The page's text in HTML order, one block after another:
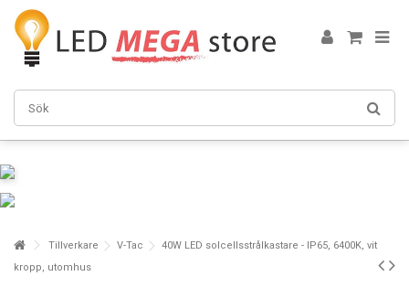
Tillverkare V-Tac
40W LED solcellsstrålkastare - IP65, 6400K, vit
kropp, utomhus